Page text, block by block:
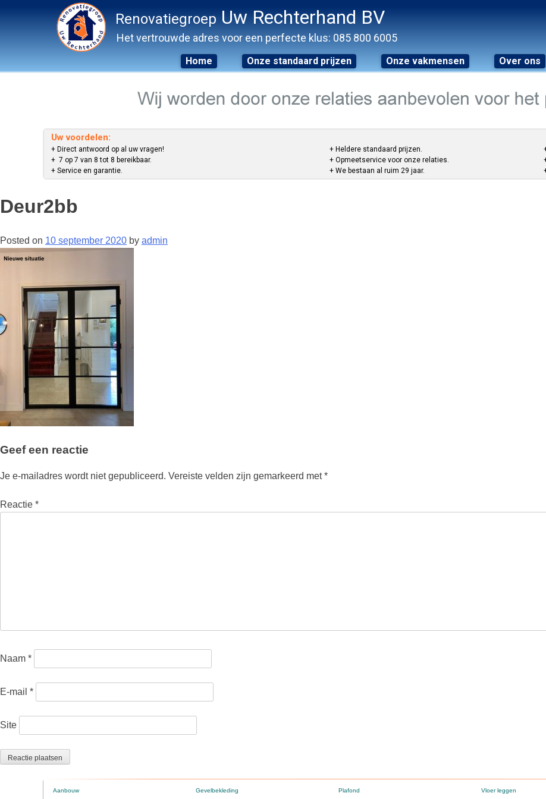
Renovatiegroep Uw Rechterhand BV
Het vertrouwde adres voor een perfecte klus: 085 800 6005
Home Onze standaard prijzen Onze vakmensen Over ons
Uw voordelen:
+ Direct antwoord op al uw vragen!
+ 7 op 7 van 8 tot 8 bereikbaar.
+ Service en garantie.
+ Heldere standaard prijzen.
+ Opmeetservice voor onze relaties.
+ We bestaan al ruim 29 jaar.
Deur2bb
Posted on 10 september 2020 by admin
Geef een reactie
Je e-mailadres wordt niet gepubliceerd. Vereiste velden zijn gemarkeerd met*
Reactie *
Naam *
E-mail *
Site
Aanbouw
Gevelbekleding
Plafond
Vloer leggen